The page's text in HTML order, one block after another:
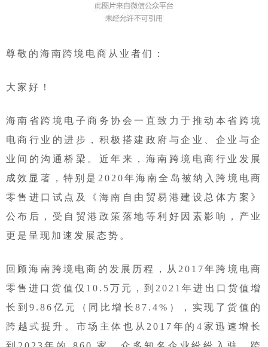
尊敬的海南跨境电商从业者们：
大家好！
海南省跨境电子商务协会一直致力于推动本省跨境
电商行业的进步，积极搭建政府与企业、企业与企
业间的沟通桥梁。近年来，海南跨境电商行业发展
成效显著，特别是2020年海南全岛被纳入跨境电商
零售进口试点及《海南自由贸易港建设总体方案》
公布后，受自贸港政策落地等利好因素影响，产业
更是呈现加速发展态势。
回顾海南跨境电商的发展历程，从2017年跨境电商
零售进口货值仅10.5万元，到2021年进出口货值增
长到9.86亿元（同比增长87.4%），实现了货值的
跨越式提升。市场主体也从2017年的4家迅速增长